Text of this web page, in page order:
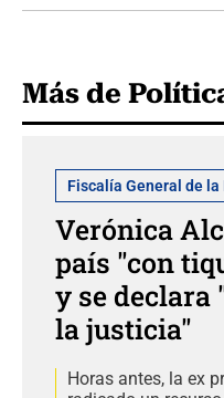
Más de
Fiscalía General de la
Verónica
país "con
y se declara
la justicia"
Horas antes, la ex